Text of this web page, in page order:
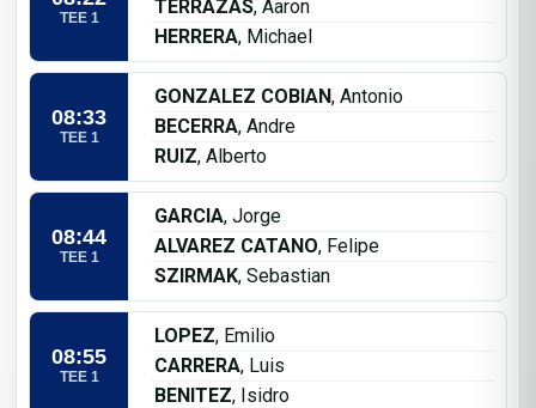
TEE 1
TERRAZAS, Aaron
HERRERA, Michael
08:33
TEE 1
GONZALEZ COBIAN, Antonio
BECERRA, Andre
RUIZ, Alberto
08:44
TEE 1
GARCIA, Jorge
ALVAREZ CATANO, Felipe
SZIRMAK, Sebastian
08:55
TEE 1
LOPEZ, Emilio
CARRERA, Luis
BENITEZ, Isidro